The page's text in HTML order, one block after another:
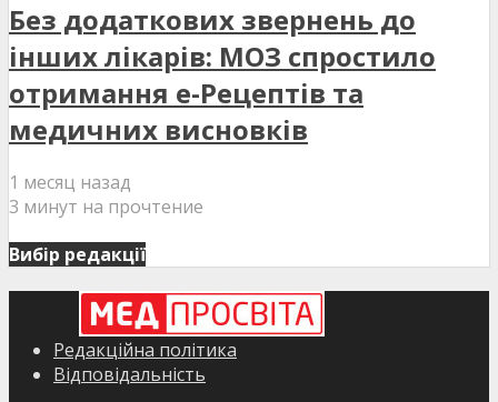
Без додаткових звернень до
інших лікарів: МОЗ спростило
отримання е-Рецептів та
медичних висновків
1 месяц назад
3 минут на прочтение
Вибір редакції
Редакційна політика
Відповідальність